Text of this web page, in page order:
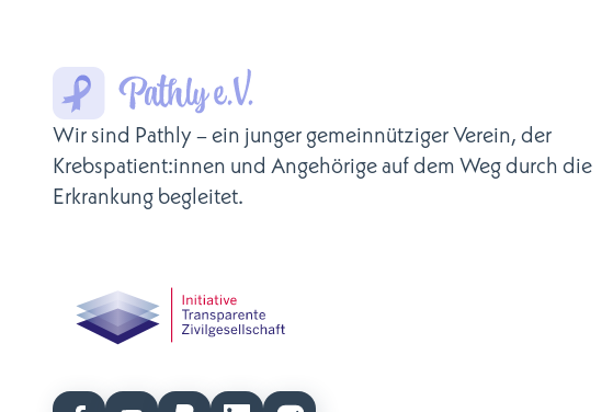
Wir sind Pathly – ein junger gemeinnütziger Verein, der
Krebspatient:innen und Angehörige auf dem Weg durch die
Erkrankung begleitet.